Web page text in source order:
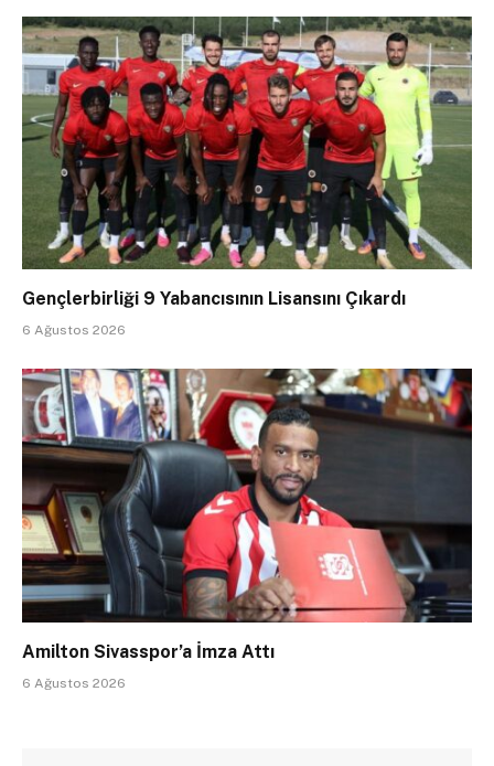
Gençlerbirliği 9 Yabancısının Lisansını Çıkardı
6 Ağustos 2026
Amilton Sivasspor’a İmza Attı
6 Ağustos 2026